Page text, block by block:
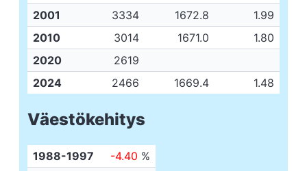
2001
3334 1672.8
1.99
2010
3014 1671.0
1.80
2020
2619
2024
2466 1669.4 1.48
Väestökehitys
1988-1997 -4.40 %